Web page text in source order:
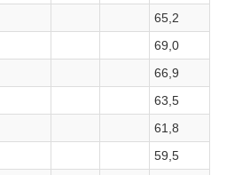
65,2
69,0
66,9
63,5
61,8
59,5